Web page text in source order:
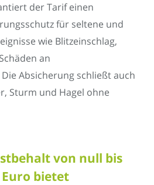
der Tarif einen
für seltene und
wie Blitzeinschlag,
an
Absicherung schließt auch
Sturm und Hagel ohne
von null bis
bietet